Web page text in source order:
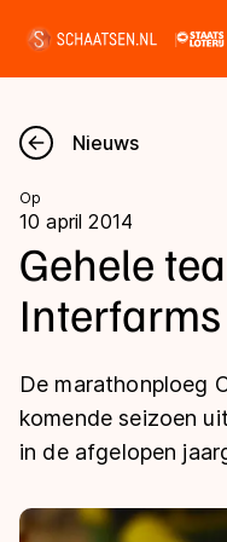
Nieuws
Kalender
Disciplines
Langebaan
Shorttrack
Uitslagen
Langebaan
Marathon
Tijden &
Ranglijsten Langebaan
Nieuws
Op
10 april 2014
Gehele
De marathonploeg
komende seizoen
in de afgelopen